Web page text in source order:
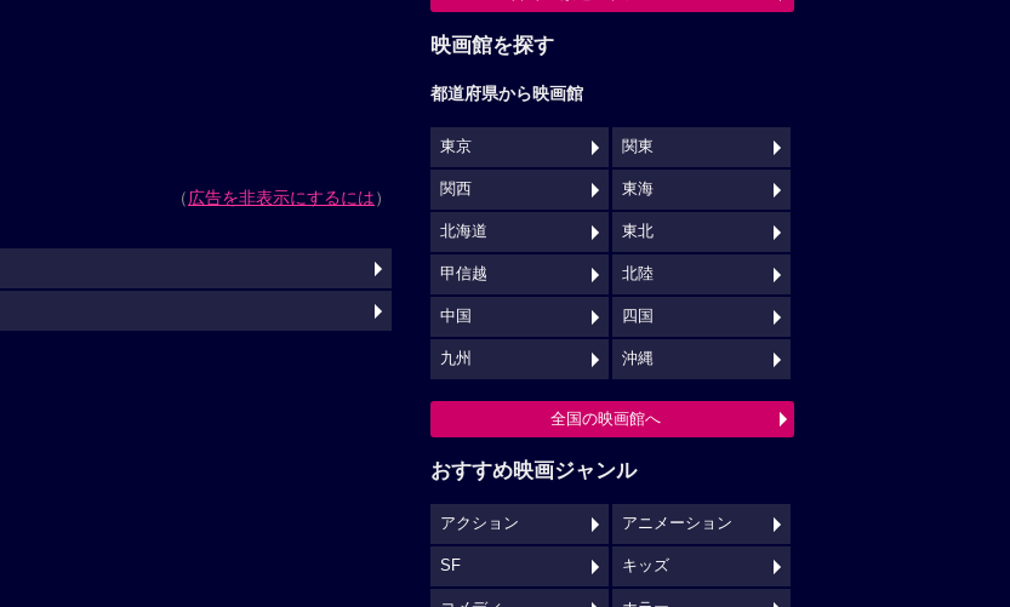
（広告を非表示にするには）
映画館を探す
都道府県から映画館
東京 関東
関西 東海
北海道 東北
甲信越 北陸
中国 四国
九州 沖縄
全国の映画館へ
おすすめ映画ジャンル
アクション アニメーション
SF キッズ